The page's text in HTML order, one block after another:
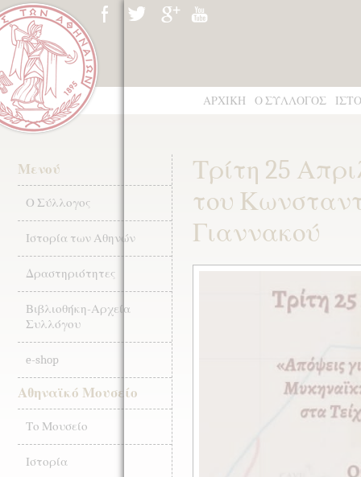
ΑΡΧΙΚΗ Ο ΣΥΛΛΟΓΟΣ
Μενού
Ο Σύλλογος
Ιστορία των Αθηνών
Δραστηριότητες
Βιβλιοθήκη-Αρχεία
Συλλόγου
e-shop
Αθηναϊκό Μουσείο
Το Μουσείο
Ιστορία
Τρίτη 25
του
Γιαννακού